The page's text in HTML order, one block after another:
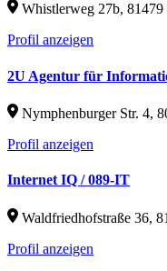
Whistlerweg 27b,
Profil anzeigen
2U Agentur für
Nymphenburger Str. 4,
Profil anzeigen
Internet IQ / 089-IT
Waldfriedhofstraße 36,
Profil anzeigen